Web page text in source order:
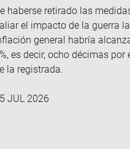
haberse retirado las
el impacto de la guerra la
general habría
es decir, ocho décimas por
la registrada.
JUL 2026